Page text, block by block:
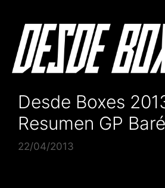
contenido
Desde Boxes
Resumen GP
22/04/2013